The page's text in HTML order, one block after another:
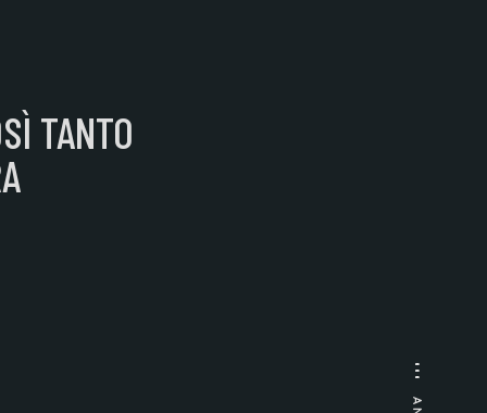
TANTO